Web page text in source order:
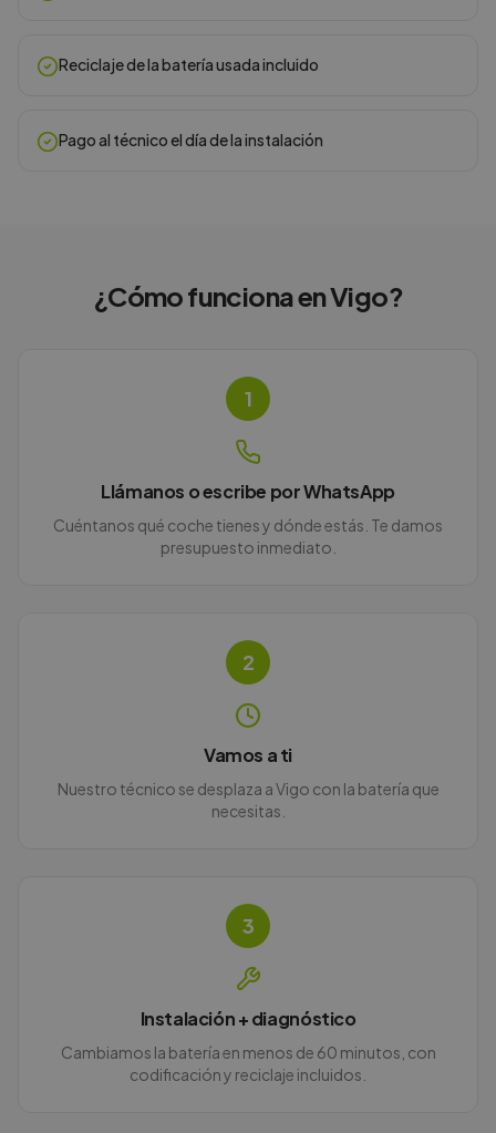
Reciclaje de la batería usada incluido
Pago al técnico el día de la instalación
¿Cómo funciona enVigo?
1
Llámanos o escribe por WhatsApp
Cuéntanos qué coche tienes y dónde estás. Te damos
presupuesto inmediato.
2
Vamos a ti
Nuestro técnico se desplaza a Vigo con la batería que
necesitas.
3
Instalación + diagnóstico
Cambiamos la batería en menos de 60 minutos, con
codificación y reciclaje incluidos.